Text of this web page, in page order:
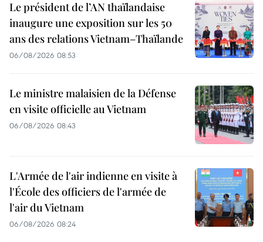
Le président de l’AN thaïlandaise
inaugure une exposition sur les 50
ans des relations Vietnam–Thaïlande
06/08/2026 08:53
Le ministre malaisien de la Défense
en visite officielle au Vietnam
06/08/2026 08:43
L'Armée de l'air indienne en visite à
l'École des officiers de l'armée de
l'air du Vietnam
06/08/2026 08:24